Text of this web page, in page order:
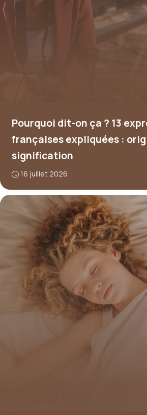
Pourquoi dit-on ça ? 13
françaises expliquées :
signification
16 juillet 2026